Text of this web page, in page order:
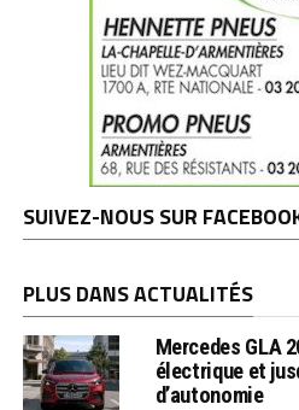
SUIVEZ-NOUS SUR
PLUS DANS ACTUALITÉS
Mercedes GLA
électrique et
d’autonomie